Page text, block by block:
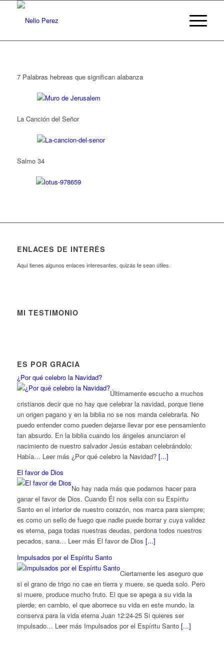
7 Palabras hebreas que significan alabanza
La Canción del Señor
Salmo 34
ENLACES DE INTERÉS
Aquí tienes algunos enlaces interesantes, quizás te sean útiles.
MI TESTIMONIO
ES POR GRACIA
¿Por qué celebro la Navidad?
Últimamente escucho a muchos
cristianos decir que no hay que celebrar la navidad, porque tiene
un origen pagano y en la biblia no se nos manda celebrarla. No
puedo entender como pueden dejarse llevar por ese pensamiento
tan absurdo. En la biblia cuando los ángeles anunciaron el
nacimiento de nuestro salvador Jesús estaban celebrándolo:
Había… Leer más ¿Por qué celebro la Navidad? [...]
El favor de Dios
No hay nada más que podamos hacer para
ganar el favor de Dios. Cuando Él nos sella con su Espíritu
Santo en el interior de nuestro corazón, nos marca para siempre;
es como un sello de fuego que nadie puede borrar y cuya validez
es eterna, paga todas nuestras deudas, perdona todos nuestros
pecados, sana… Leer más El favor de Dios [...]
Impulsados por el Espíritu Santo
Ciertamente les aseguro que
si el grano de trigo no cae en tierra y muere, se queda solo. Pero
si muere, produce mucho fruto. El que se apega a su vida la
pierde; en cambio, el que aborrece su vida en este mundo, la
conserva para la vida eterna Juan 12:24-25 Si quieres ser
impulsado… Leer más Impulsados por el Espíritu Santo [...]